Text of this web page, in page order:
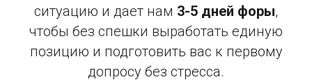
ситуацию и дает нам 3-5 дней форы,
чтобы без спешки выработать единую
позицию и подготовить вас к первому
допросу без стресса.